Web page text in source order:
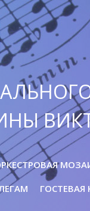
ГОСТЕВАЯ